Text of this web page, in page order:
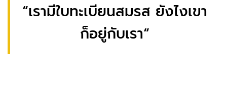
“เรามีใบทะเบียนสมรส ยังไงเขา
ก็อยู่กับเรา“